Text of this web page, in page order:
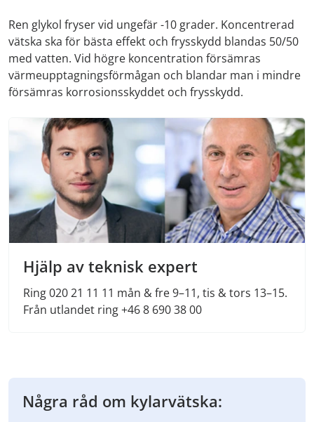
Ren glykol fryser vid ungefär -10 grader. Koncentrerad
vätska ska för bästa effekt och frysskydd blandas 50/50
med vatten. Vid högre koncentration försämras
värmeupptagningsförmågan och blandar man i mindre
försämras korrosionsskyddet och frysskydd.
Hjälp av teknisk expert
Ring 020 21 11 11 mån & fre 9–11, tis & tors 13–15.
Från utlandet ring +46 8 690 38 00
Några råd om kylarvätska: